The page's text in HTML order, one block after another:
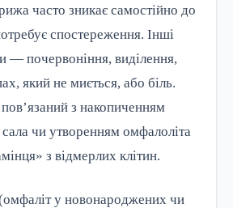
часто зникає самостійно до
спостереження. Інші
— почервоніння, виділення,
який не миється, або біль.
з накопиченням
сала чи утворенням омфалоліта
з відмерлих клітин.
у новонароджених чи